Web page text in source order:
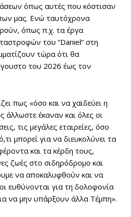
όπως αυτές που κόστισαν
μας. Ενώ ταυτόχρονα
όπως π.χ. τα έργα
του “Daniel” στη
τώρα ότι θα
του 2026 έως τον
πως «όσο και να χαϊδεύει η
έκαναν και όλες οι
τις μεγάλες εταιρείες, όσο
μπορεί για να διευκολύνει τα
και τα κέρδη τους,
ζωές στο σιδηρόδρομο και
να αποκαλυφθούν και να
ευθύνονται για τη δολοφονία
να μην υπάρξουν άλλα Τέμπη».